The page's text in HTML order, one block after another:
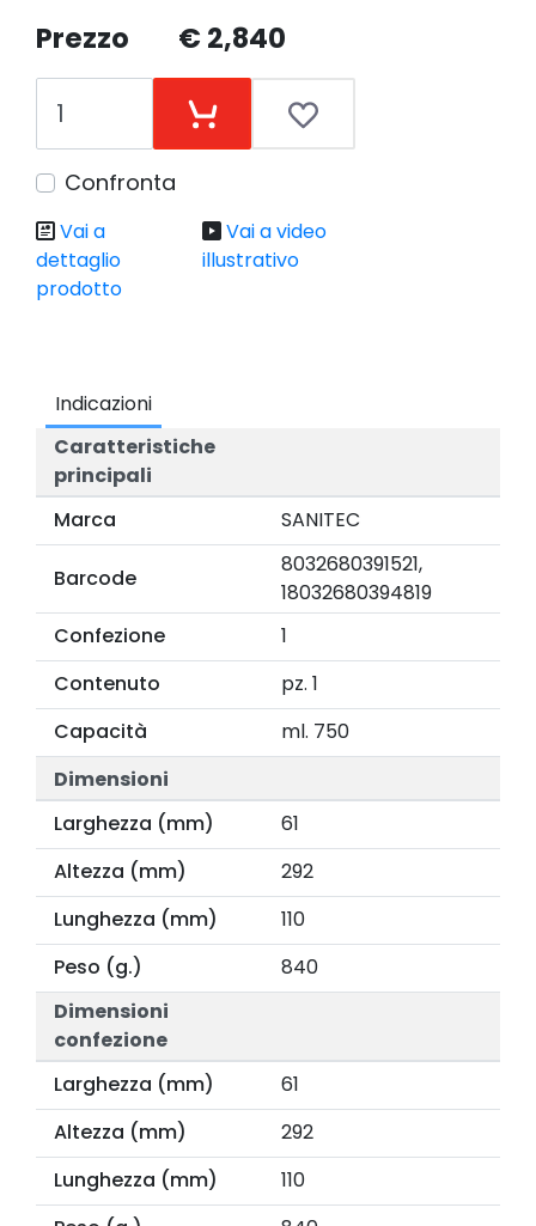
Prezzo € 2,840
Confronta
Vai a
dettaglio
prodotto
Vai a video
illustrativo
Indicazioni
Caratteristiche
principali
Marca
SANITEC
Barcode
8032680391521,
18032680394819
Confezione
1
Contenuto
pz. 1
Capacità
ml. 750
Dimensioni
Larghezza (mm)
61
Altezza (mm)
292
Lunghezza (mm)
110
Peso (g.)
840
Dimensioni
confezione
Larghezza (mm)
61
Altezza (mm)
292
Lunghezza (mm)
110